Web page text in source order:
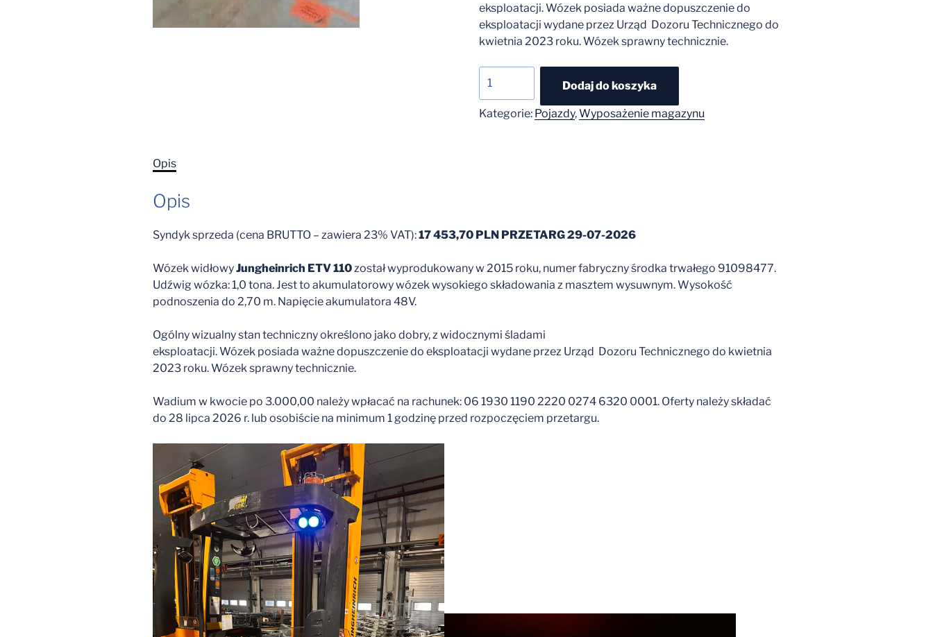
eksploatacji. Wózek posiada ważne dopuszczenie do
eksploatacji wydane przez Urząd Dozoru Technicznego do
kwietnia 2023 roku. Wózek sprawny technicznie.
Wózek
widłowy
29-
2026
Dodaj do koszyka
Kategorie: Pojazdy,Wyposażenie magazynu
Opis
Opis
Syndyk sprzeda (cena BRUTTO – zawiera 23% VAT):17 453,70 PLN PRZETARG 29-07-2026
Wózek widłowyJungheinrich ETV 110został wyprodukowany w 2015 roku, numer fabryczny środka trwałego 91098477.
Udźwig wózka: 1,0 tona. Jest to akumulatorowy wózek wysokiego składowania z masztem wysuwnym. Wysokość
podnoszenia do 2,70 m. Napięcie akumulatora 48V.
Ogólny wizualny stan techniczny określono jako dobry, z widocznymi śladami
eksploatacji. Wózek posiada ważne dopuszczenie do eksploatacji wydane przez Urząd Dozoru Technicznego do kwietnia
2023 roku. Wózek sprawny technicznie.
Wadium w kwocie po 3.000,00 należy wpłacać na rachunek: 06 1930 1190 2220 0274 6320 0001. Oferty należy składać
do 28 lipca 2026 r. lub osobiście na minimum 1 godzinę przed rozpoczęciem przetargu.